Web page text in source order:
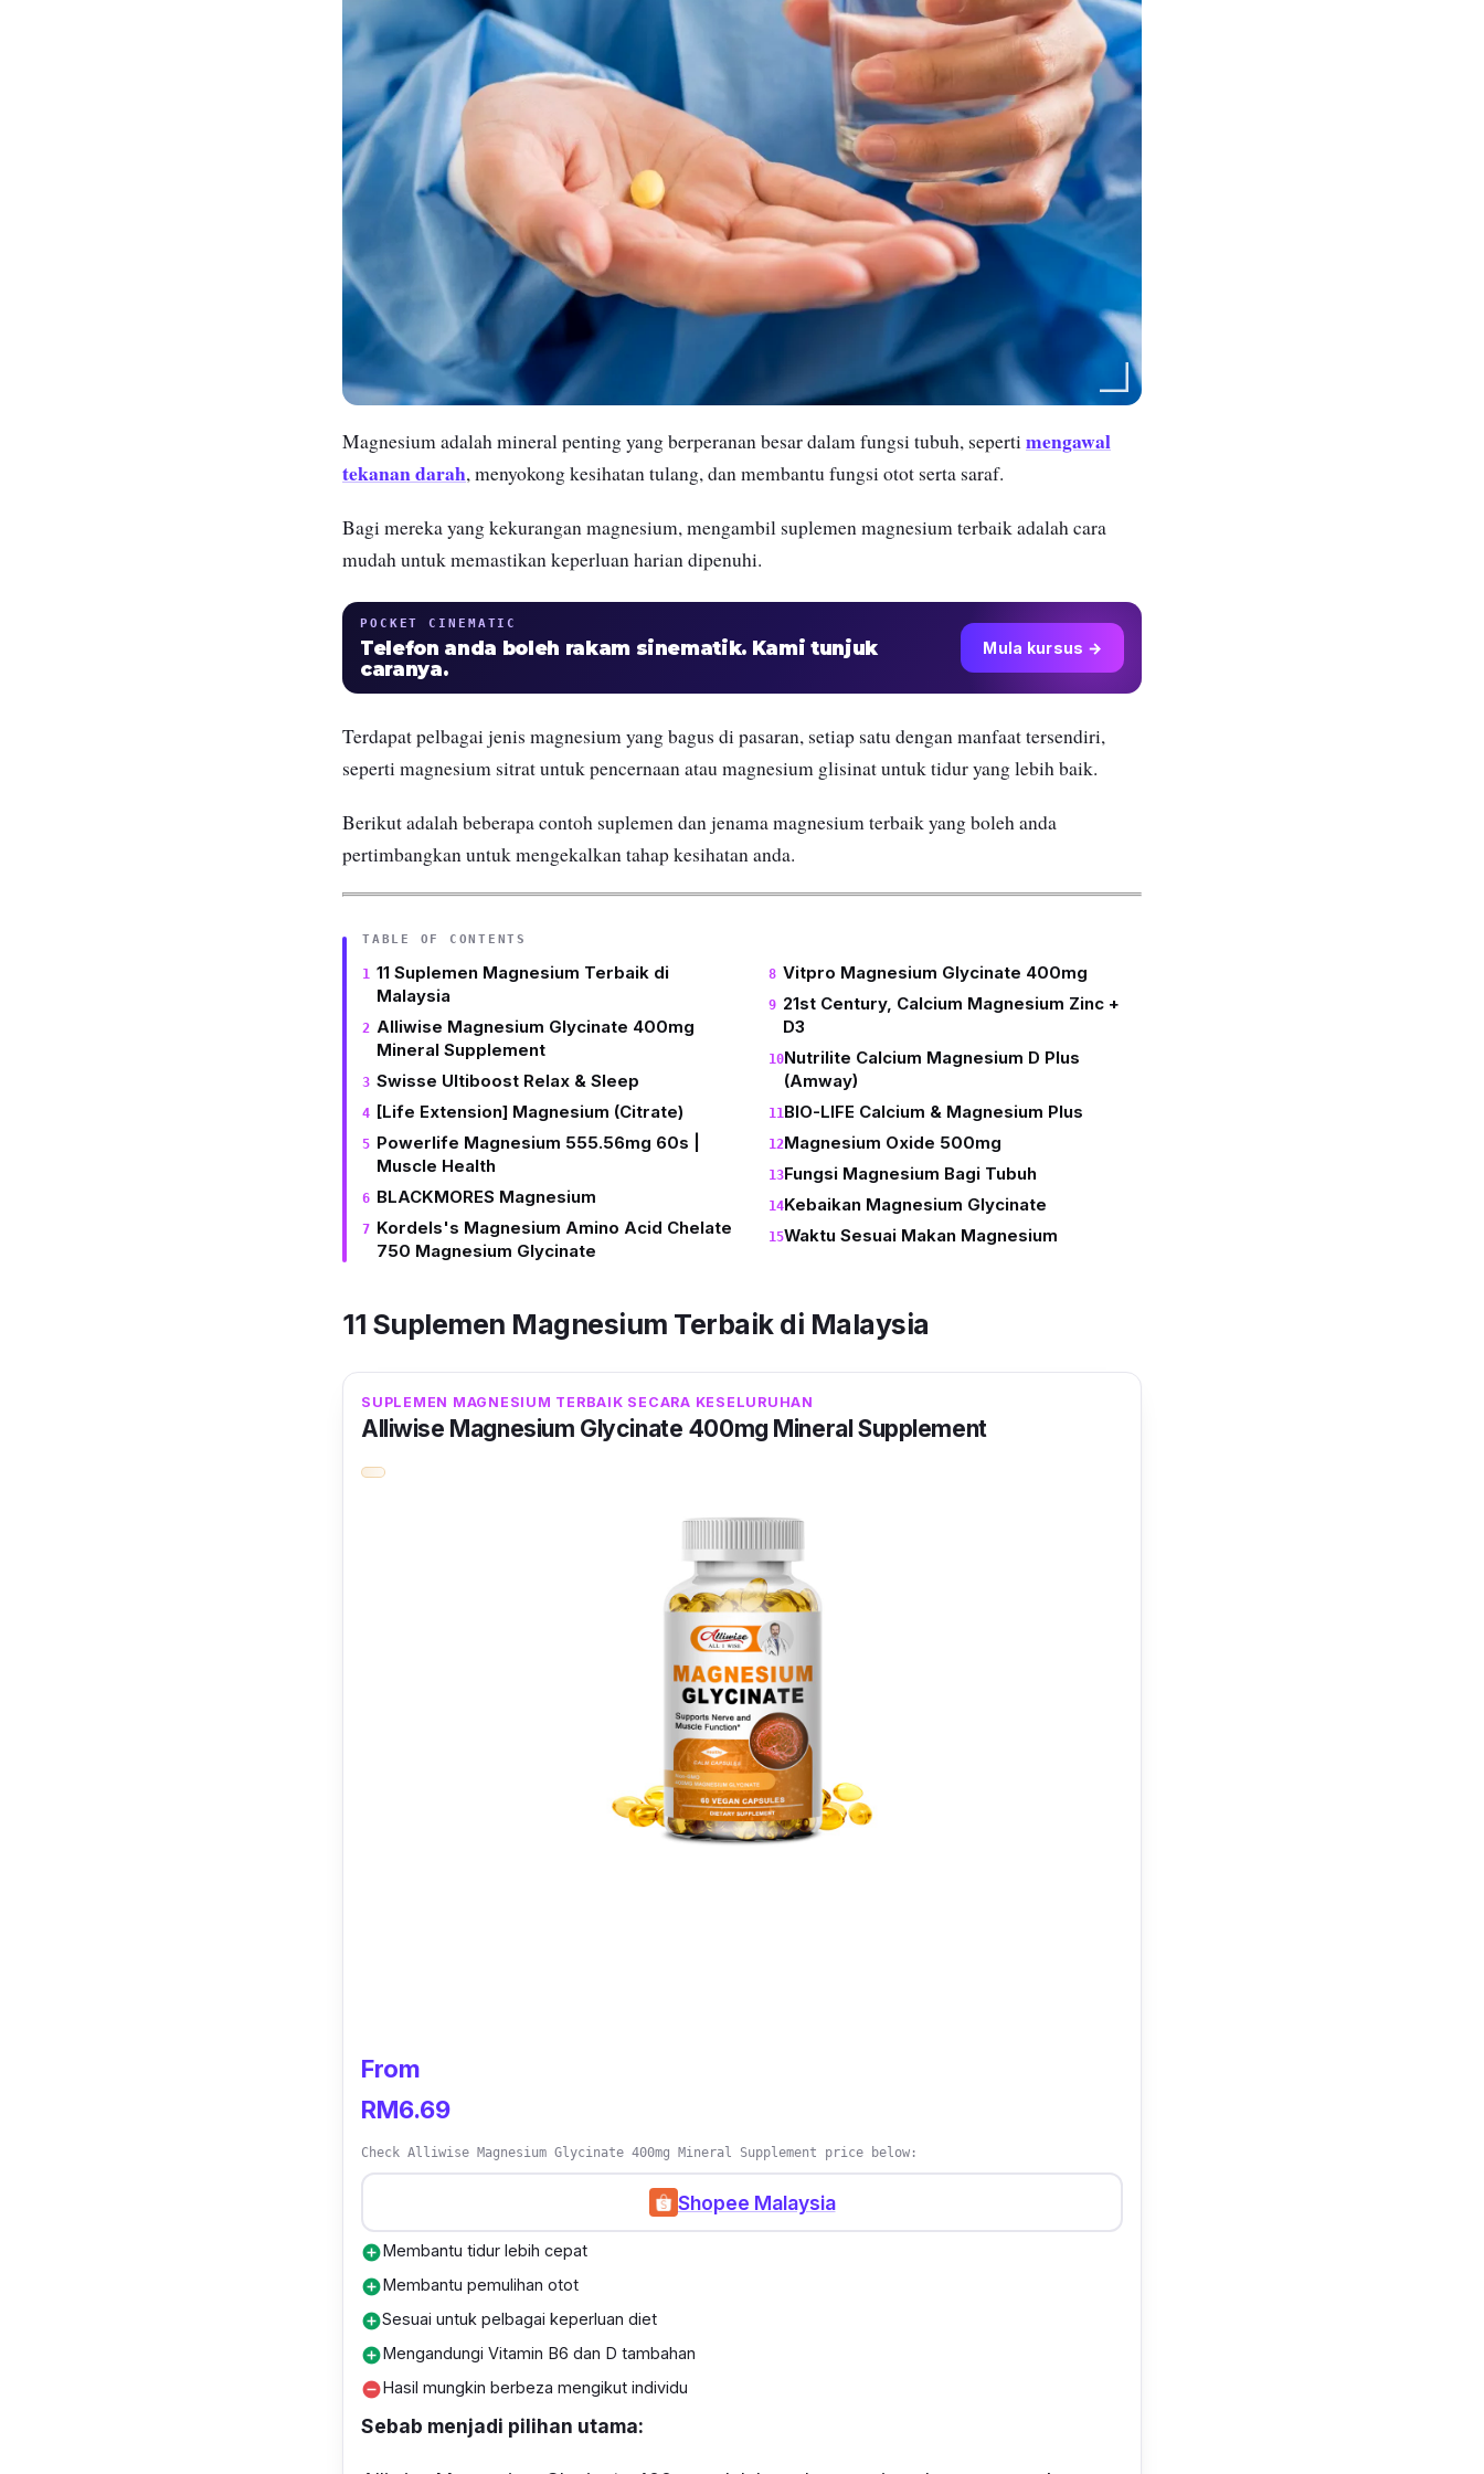
Magnesium adalah mineral penting yang berperanan besar dalam fungsi tubuh, sepertimengawal
tekanan darah, menyokong kesihatan tulang, dan membantu fungsi otot serta saraf.
Bagi mereka yang kekurangan magnesium, mengambil suplemen magnesium terbaik adalah cara
mudah untuk memastikan keperluan harian dipenuhi.
POCKET CINEMATIC
Telefon anda boleh rakam sinematik. Kami tunjuk
caranya.
Mula kursus →
Terdapat pelbagai jenis magnesium yang bagus di pasaran, setiap satu dengan manfaat tersendiri,
seperti magnesium sitrat untuk pencernaan atau magnesium glisinat untuk tidur yang lebih baik.
Berikut adalah beberapa contoh suplemen dan jenama magnesium terbaik yang boleh anda
pertimbangkan untuk mengekalkan tahap kesihatan anda.
TABLE OF CONTENTS
11 Suplemen Magnesium Terbaik di
Malaysia
Alliwise Magnesium Glycinate 400mg
Mineral Supplement
Swisse Ultiboost Relax & Sleep
[Life Extension] Magnesium (Citrate)
Powerlife Magnesium 555.56mg 60s |
Muscle Health
BLACKMORES Magnesium
Kordels's Magnesium Amino Acid Chelate
750 Magnesium Glycinate
Vitpro Magnesium Glycinate 400mg
21st Century, Calcium Magnesium Zinc +
D3
Nutrilite Calcium Magnesium D Plus
(Amway)
BIO-LIFE Calcium & Magnesium Plus
Magnesium Oxide 500mg
Fungsi Magnesium Bagi Tubuh
Kebaikan Magnesium Glycinate
Waktu Sesuai Makan Magnesium
11 Suplemen Magnesium Terbaik di Malaysia
SUPLEMEN MAGNESIUM TERBAIK SECARA KESELURUHAN
Alliwise Magnesium Glycinate 400mg Mineral Supplement
From
RM6.69
Check Alliwise Magnesium Glycinate 400mg Mineral Supplement price below:
Shopee Malaysia
add_circleMembantu tidur lebih cepat
add_circleMembantu pemulihan otot
add_circleSesuai untuk pelbagai keperluan diet
add_circleMengandungi Vitamin B6 dan D tambahan
remove_circleHasil mungkin berbeza mengikut individu
Sebab menjadi pilihan utama: